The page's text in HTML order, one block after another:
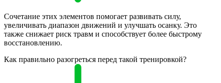
Сочетание этих элементов помогает развивать силу,
увеличивать диапазон движений и улучшать осанку. Это
также снижает риск травм и способствует более быстрому
восстановлению.
Как правильно разогреться перед такой тренировкой?